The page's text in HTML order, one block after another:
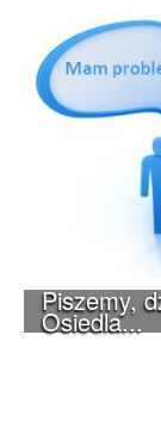
Piszemy,
Osiedla...